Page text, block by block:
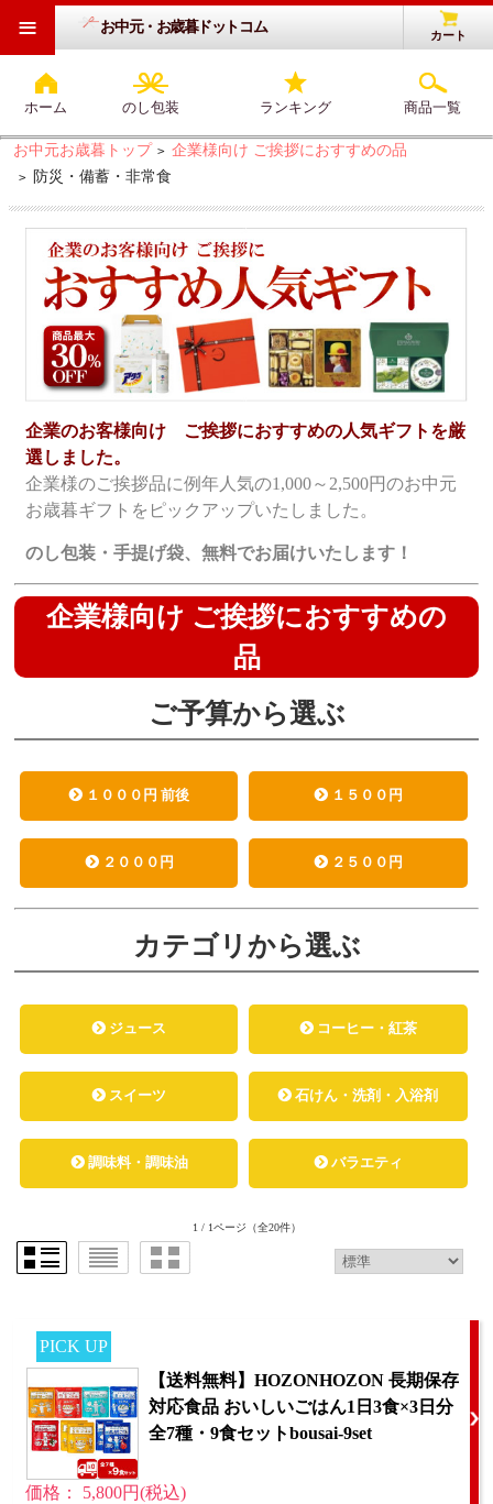
お中元・お歳暮ドットコム カート
ホーム のし包装 ランキング 商品一覧
≡
お中元お歳暮トップ > 企業様向け ご挨拶におすすめの品
> 防災・備蓄・非常食
企業のお客様向け ご挨拶におすすめの人気ギフトを厳
選しました。
企業様のご挨拶品に例年人気の1,000～2,500円のお中元
お歳暮ギフトをピックアップいたしました。
のし包装・手提げ袋、無料でお届けいたします！
企業様向け ご挨拶におすすめの
品
ご予算から選ぶ
１０００円 前後 １５００円
２０００円 ２５００円
カテゴリから選ぶ
ジュース コーヒー・紅茶
スイーツ 石けん・洗剤・入浴剤
調味料・調味油 バラエティ
1 / 1ページ （全20件）
PICK UP
【送料無料】HOZONHOZON 長期保存
対応食品 おいしいごはん1日3食×3日分
全7種・9食セットbousai-9set
価格： 5,800円(税込)